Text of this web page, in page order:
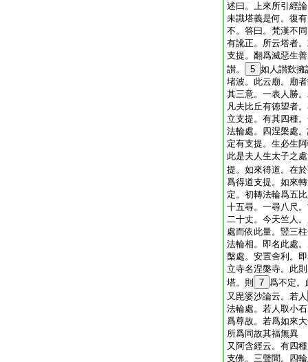
述曰。上來所引經
未識塔義是何。復
不。答曰。梵漢不
有訛正。所云塔者
支提。翻爲滅惡生
讃。
5 如人讃歎擁
堵波。此云廟。廟
其三意。一表人勝
凡夫比丘有徳望者
立支提。有其四種
法輪處。四涅槃處
定有支提。生必生
此是夫人生太子之
提。如來得道。在
爲得道支提。如來
定。初轉法輪爲五
十五尋。一尋八尺
二十丈。今天竺人
處而依此量。竪三
法輪相。即名此處
槃處。安置舍利。
立寺名涅槃寺。此
塔。則
7 爲不定。
又毘婆沙論云。若人
法輪處。若人取小
爲尊故。若爲如來
所爲同故其福無異
又阿含經云。有四
支佛。三聲聞。四